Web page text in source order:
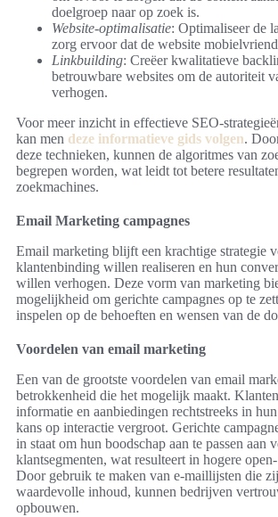
doelgroep naar op zoek is.
Website-optimalisatie: Optimaliseer de
zorg ervoor dat de website
Linkbuilding: Creëer kwalitatieve
betrouwbare websites om de autoriteit
verhogen.
Voor meer inzicht in effectieve SEO-
kan men deze informatieve gids volgen.
deze technieken, kunnen de algoritmes van
begrepen worden, wat leidt tot betere
zoekmachines.
Email Marketing campagnes
Email marketing blijft een krachtige strategie
klantenbinding willen realiseren en hun
willen verhogen. Deze vorm van marketing
mogelijkheid om gerichte campagnes op te
inspelen op de behoeften en wensen van de
Voordelen van email marketing
Een van de grootste voordelen van email
betrokkenheid die het mogelijk maakt.
informatie en aanbiedingen rechtstreeks in
kans op interactie vergroot. Gerichte
in staat om hun boodschap aan te passen aan
klantsegmenten, wat resulteert in hogere
Door gebruik te maken van e-maillijsten die
waardevolle inhoud, kunnen bedrijven
opbouwen.